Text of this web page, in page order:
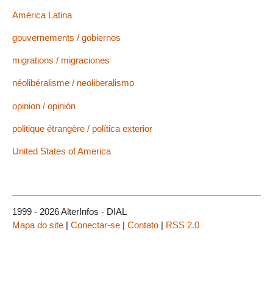
América Latina
gouvernements / gobiernos
migrations / migraciones
néolibéralisme / neoliberalismo
opinion / opinión
politique étrangère / política exterior
United States of America
1999 - 2026 AlterInfos - DIAL
Mapa do site | Conectar-se | Contato | RSS 2.0